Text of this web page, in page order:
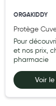
Anti acariens,
Vétérinaire
Incontinence
Ronflement
ORGAKIDDY
Protège
Toilettes
- Pochette
Pour
et nos prix,
pharmacie
Voir